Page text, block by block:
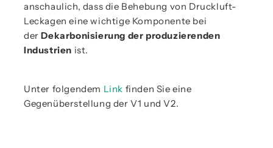
anschaulich, dass die Behebung von Druckluft-
Leckagen eine wichtige Komponente bei
derDekarbonisierung der produzierenden
Industrien ist.
Unter folgendem Link finden Sie eine
Gegenüberstellung der V1 und V2.